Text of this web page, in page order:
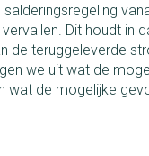
Dit houdt in
de teruggeleverde
we uit wat de
wat de mogelijke